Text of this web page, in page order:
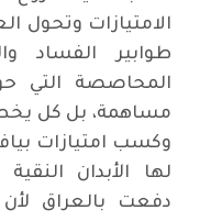
الامتيازات وتحول
طوابير الفساد
المحاصصة التي
مساهمة، بل كل
وكسب امتيازات
لها الأبدان
دفعت بالعراق